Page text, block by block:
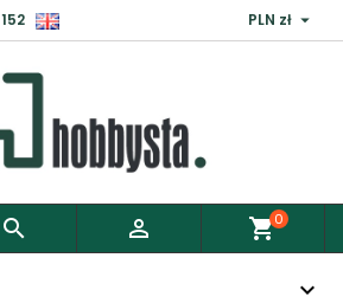
PLN zł 
  shopping_cart0
×
do Schowka, musisz się
Zaloguj